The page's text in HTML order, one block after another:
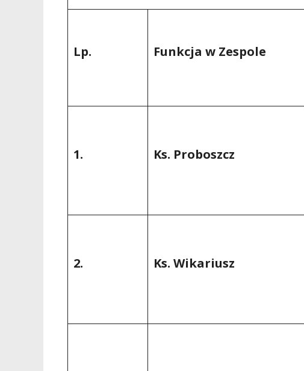
Lp. Funkcja w Zespole
1. Ks. Proboszcz
2. Ks. Wikariusz